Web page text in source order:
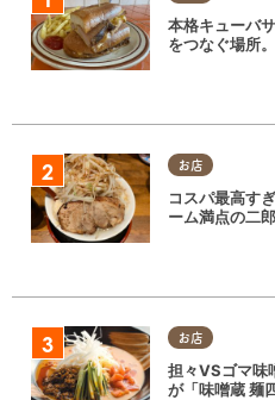
本格キューバ
をつなぐ場所
お店
コスパ最高す
ーム満点の二
お店
担々VSゴマ味
が「味噌蔵 麺